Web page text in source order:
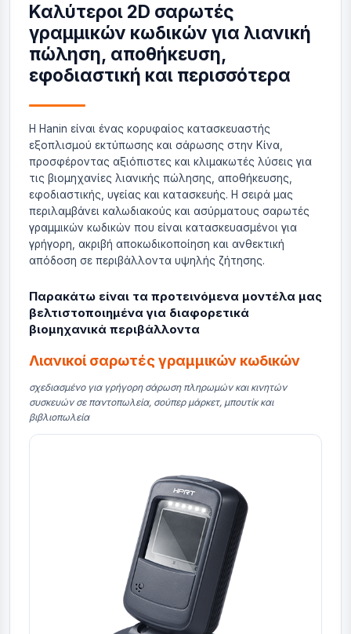
Καλύτεροι 2D σαρωτές
γραμμικών κωδικών για λιανική
πώληση, αποθήκευση,
εφοδιαστική και περισσότερα
Η Hanin είναι ένας κορυφαίος κατασκευαστής
εξοπλισμού εκτύπωσης και σάρωσης στην Κίνα,
προσφέροντας αξιόπιστες και κλιμακωτές λύσεις για
τις βιομηχανίες λιανικής πώλησης, αποθήκευσης,
εφοδιαστικής, υγείας και κατασκευής. Η σειρά μας
περιλαμβάνει καλωδιακούς και ασύρματους σαρωτές
γραμμικών κωδικών που είναι κατασκευασμένοι για
γρήγορη, ακριβή αποκωδικοποίηση και ανθεκτική
απόδοση σε περιβάλλοντα υψηλής ζήτησης.
Παρακάτω είναι τα προτεινόμενα μοντέλα μας
βελτιστοποιημένα για διαφορετικά
βιομηχανικά περιβάλλοντα
Λιανικοί σαρωτές γραμμικών κωδικών
σχεδιασμένο για γρήγορη σάρωση πληρωμών και κινητών
συσκευών σε παντοπωλεία, σούπερ μάρκετ, μπουτίκ και
βιβλιοπωλεία